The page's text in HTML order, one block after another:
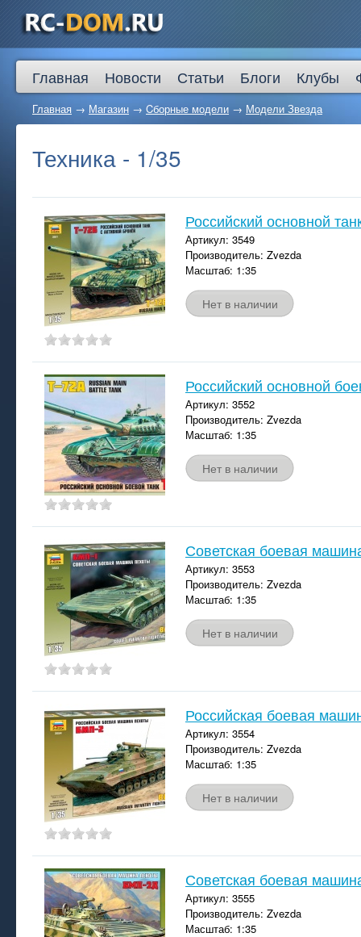
Главная Новости Статьи Блоги Клубы
Главная → Магазин → Cборные модели → Модели Звезда
Техника - 1/35
Российский основной
Артикул: 3549
Производитель: Zvezda
Масштаб: 1:35
Нет в наличии
Российский основной
Артикул: 3552
Производитель: Zvezda
Масштаб: 1:35
Нет в наличии
Советская боевая
Артикул: 3553
Производитель: Zvezda
Масштаб: 1:35
Нет в наличии
Российская боевая
Артикул: 3554
Производитель: Zvezda
Масштаб: 1:35
Нет в наличии
Советская боевая
Артикул: 3555
Производитель: Zvezda
Масштаб: 1:35